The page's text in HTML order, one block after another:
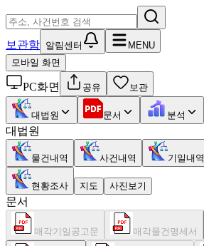
보관함 알림센터
MENU
모바일 화면
PC화면 공유 보관
대법원 문서 분석
대법원
물건내역 사건내역 기일내역
현황조사 지도 사진보기
문서
매각기일공고문 매각물건명세서